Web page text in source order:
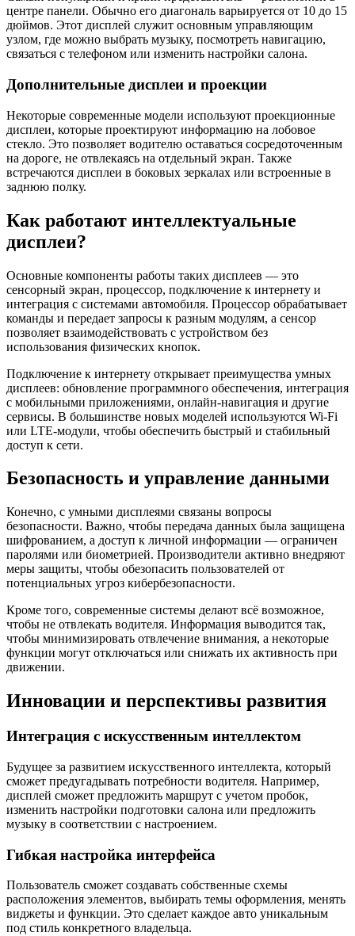
центре панели. Обычно его диагональ варьируется от 10 до 15
дюймов. Этот дисплей служит основным управляющим
узлом, где можно выбрать музыку, посмотреть навигацию,
связаться с телефоном или изменить настройки салона.
Дополнительные дисплеи и проекции
Некоторые современные модели используют проекционные
дисплеи, которые проектируют информацию на лобовое
стекло. Это позволяет водителю оставаться сосредоточенным
на дороге, не отвлекаясь на отдельный экран. Также
встречаются дисплеи в боковых зеркалах или встроенные в
заднюю полку.
Как работают интеллектуальные
дисплеи?
Основные компоненты работы таких дисплеев — это
сенсорный экран, процессор, подключение к интернету и
интеграция с системами автомобиля. Процессор обрабатывает
команды и передает запросы к разным модулям, а сенсор
позволяет взаимодействовать с устройством без
использования физических кнопок.
Подключение к интернету открывает преимущества умных
дисплеев: обновление программного обеспечения, интеграция
с мобильными приложениями, онлайн-навигация и другие
сервисы. В большинстве новых моделей используются Wi-Fi
или LTE-модули, чтобы обеспечить быстрый и стабильный
доступ к сети.
Безопасность и управление данными
Конечно, с умными дисплеями связаны вопросы
безопасности. Важно, чтобы передача данных была защищена
шифрованием, а доступ к личной информации — ограничен
паролями или биометрией. Производители активно внедряют
меры защиты, чтобы обезопасить пользователей от
потенциальных угроз кибербезопасности.
Кроме того, современные системы делают всё возможное,
чтобы не отвлекать водителя. Информация выводится так,
чтобы минимизировать отвлечение внимания, а некоторые
функции могут отключаться или снижать их активность при
движении.
Инновации и перспективы развития
Интеграция с искусственным интеллектом
Будущее за развитием искусственного интеллекта, который
сможет предугадывать потребности водителя. Например,
дисплей сможет предложить маршрут с учетом пробок,
изменить настройки подготовки салона или предложить
музыку в соответствии с настроением.
Гибкая настройка интерфейса
Пользователь сможет создавать собственные схемы
расположения элементов, выбирать темы оформления, менять
виджеты и функции. Это сделает каждое авто уникальным
под стиль конкретного владельца.